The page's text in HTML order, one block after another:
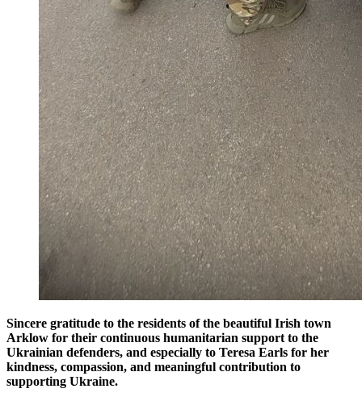
Sincere gratitude to the residents of the beautiful Irish town
Arklow for their continuous humanitarian support to the
Ukrainian defenders, and especially to Teresa Earls for her
kindness, compassion, and meaningful contribution to
supporting Ukraine.